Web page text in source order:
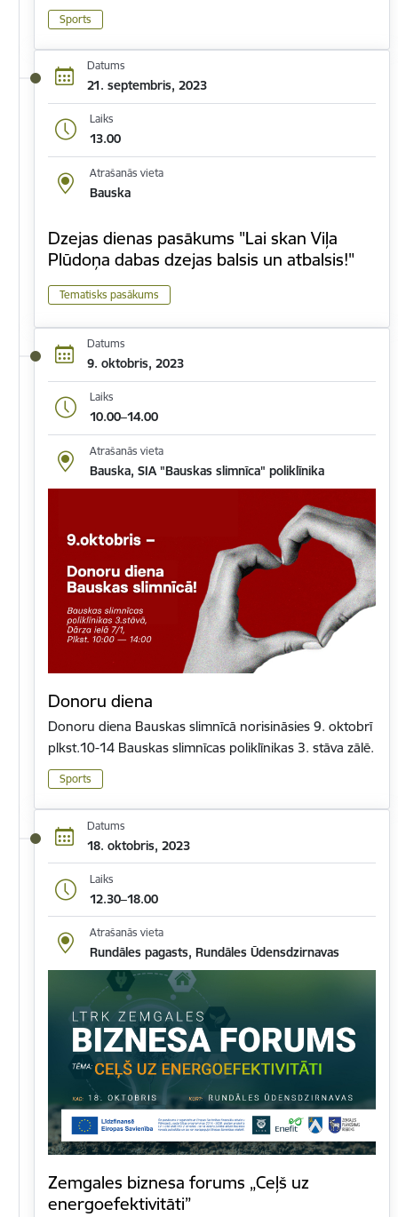
Sports
Datums
21. septembris, 2023
Laiks
13.00
Atrašanās vieta
Bauska
Dzejas dienas pasākums "Lai skan Viļa
Plūdoņa dabas dzejas balsis un atbalsis!"
Tematisks pasākums
Datums
9. oktobris, 2023
Laiks
10.00–14.00
Atrašanās vieta
Bauska, SIA "Bauskas slimnīca" poliklīnika
Donoru diena
Donoru diena Bauskas slimnīcā norisināsies 9. oktobrī
plkst.10-14 Bauskas slimnīcas poliklīnikas 3. stāva zālē.
Sports
Datums
18. oktobris, 2023
Laiks
12.30–18.00
Atrašanās vieta
Rundāles pagasts, Rundāles Ūdensdzirnavas
Zemgales biznesa forums „Ceļš uz
energoefektivitāti”